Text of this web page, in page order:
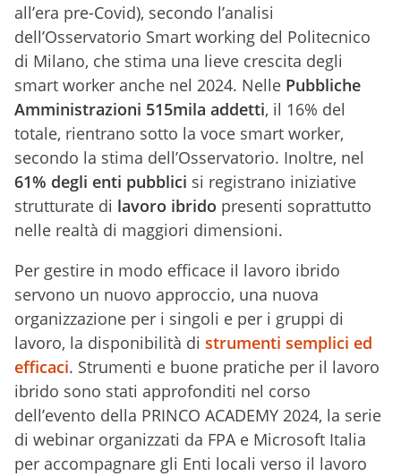
all’era pre-Covid), secondo l’analisi
dell’Osservatorio Smart working del Politecnico
di Milano, che stima una lieve crescita degli
smart worker anche nel 2024. Nelle Pubbliche
Amministrazioni 515mila addetti, il 16% del
totale, rientrano sotto la voce smart worker,
secondo la stima dell’Osservatorio. Inoltre, nel
61% degli enti pubblici si registrano iniziative
strutturate di lavoro ibrido presenti soprattutto
nelle realtà di maggiori dimensioni.
Per gestire in modo efficace il lavoro ibrido
servono un nuovo approccio, una nuova
organizzazione per i singoli e per i gruppi di
lavoro, la disponibilità di strumenti semplici ed
efficaci. Strumenti e buone pratiche per il lavoro
ibrido sono stati approfonditi nel corso
dell’evento della PRINCO ACADEMY 2024, la serie
di webinar organizzati da FPA e Microsoft Italia
per accompagnare gli Enti locali verso il lavoro